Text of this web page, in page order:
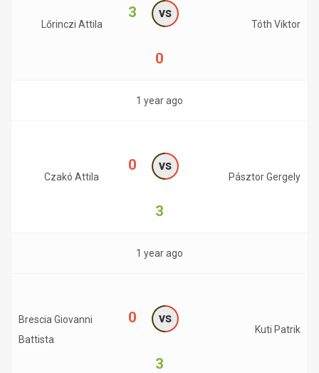
Lőrinczi Attila
3 vs
0
Tóth Viktor
1 year ago
Czakó Attila
0 vs
3
Pásztor Gergely
1 year ago
Brescia Giovanni
Battista
0 vs
3
Kuti Patrik